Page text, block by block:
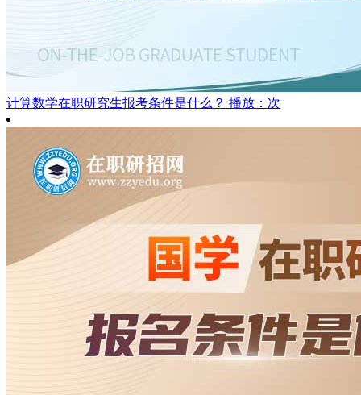
计算数学在职研究生报考条件是什么？ 播放：次